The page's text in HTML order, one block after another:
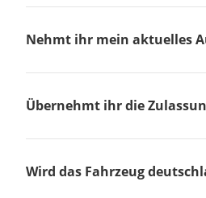
Nehmt ihr mein aktuelles
Übernehmt ihr die
Wird das Fahrzeug